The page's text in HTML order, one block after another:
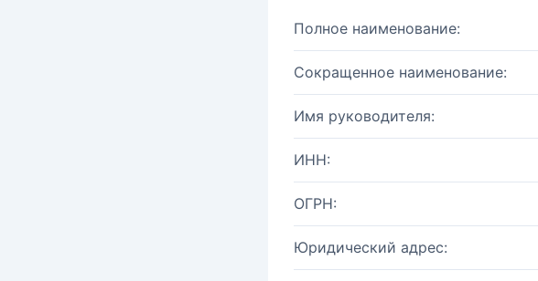
Полное наименование:
Сокращенное наименование:
Имя руководителя:
ИНН:
ОГРН:
Юридический адрес: